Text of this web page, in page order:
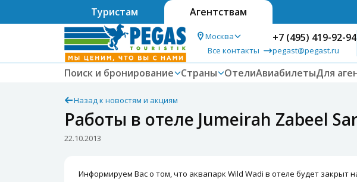
Туристам Агентствам
Москва
Все контакты
+7 (495) 419-92-94
pegast@pegast.ru
Поиск и бронирование Страны ОтелиАвиабилетыДля
Назад к новостям и акциям
Работы в отеле Jumeirah Zabeel
22.10.2013
Информируем Вас о том, что аквапарк Wild Wadi в отеле будет закрыт